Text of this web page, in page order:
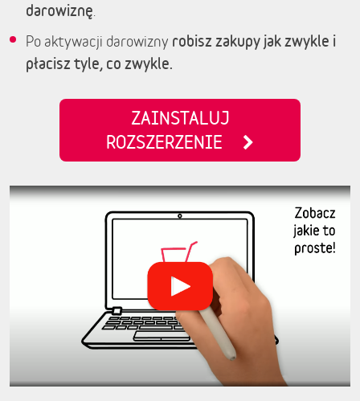
darowiznę
Po aktywacji darowizny robisz zakupy jak zwykle i
płacisz tyle, co zwykle.
ZAINSTALUJ
ROZSZERZENIE